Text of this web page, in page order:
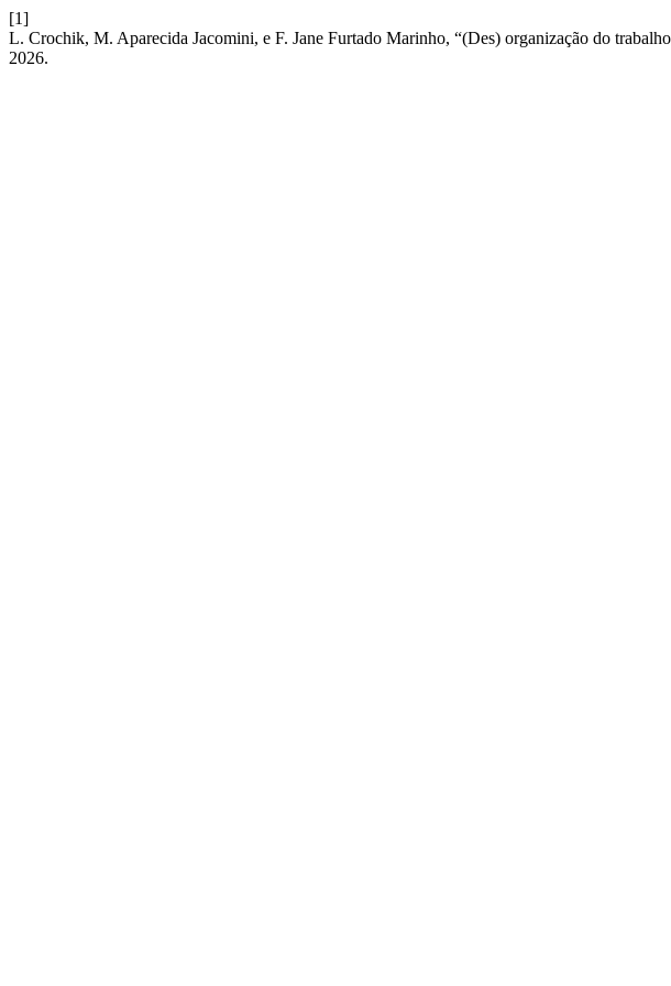
[1]
L. Crochik, M. Aparecida Jacomini, e F. Jane Furtado Marinho, “(Des) organização do
2026.